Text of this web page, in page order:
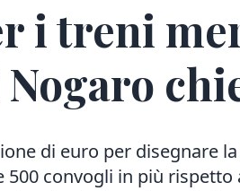
i treni
di euro per disegnare
convogli in più rispetto